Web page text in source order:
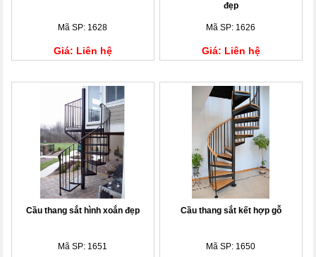
Mã SP: 1628
Giá: Liên hệ
đẹp
Mã SP: 1626
Giá: Liên hệ
Cầu thang sắt hình xoắn đẹp
Mã SP: 1651
Cầu thang sắt kết hợp gỗ
Mã SP: 1650